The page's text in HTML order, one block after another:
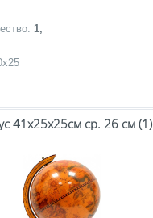
1,
41х25х25см ср. 26 см (1)